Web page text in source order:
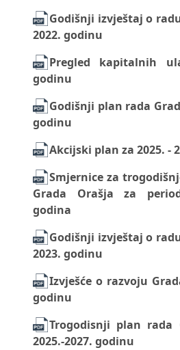
Godišnji izvještaj o
2022. godinu
Pregled kapitalnih
godinu
Godišnji plan rada
godinu
Akcijski plan za 2025. -
Smjernice za
Grada Orašja za
godina
Godišnji izvještaj o
2023. godinu
Izvješće o razvoju
godinu
Trogodisnji plan rada
2025.-2027. godinu